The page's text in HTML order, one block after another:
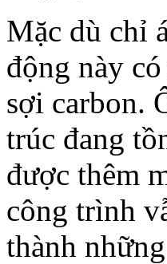
Mặc dù chỉ
động này
sợi carbon.
trúc đang
được thêm
công trình
thành